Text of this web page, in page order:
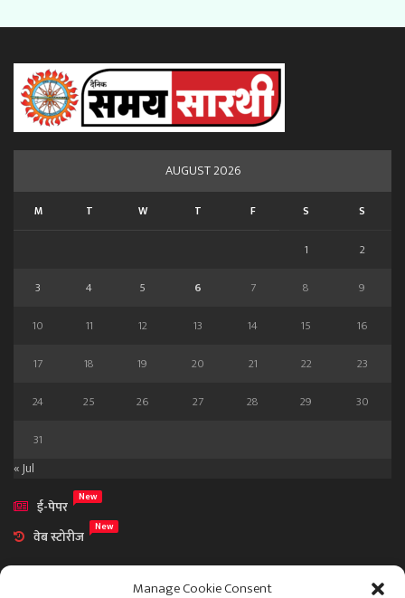
Manage Cookie Consent
AUGUST 2026
M T W T F S S
1
2
3
4 5 6 7 8
9
10
11 12 13 14 15
16
17
18 19 20 21 22
23
24
25 26 27 28 29
30
31
« Jul
ई-पेपर
New
वेब स्टोरीज New